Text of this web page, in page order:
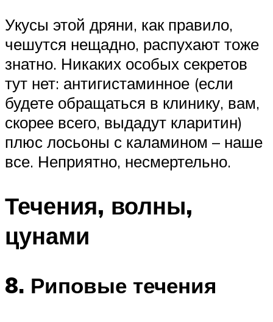
Укусы этой дряни, как правило,
чешутся нещадно, распухают тоже
знатно. Никаких особых секретов
тут нет: антигистаминное (если
будете обращаться в клинику, вам,
скорее всего, выдадут кларитин)
плюс лосьоны с каламином – наше
все. Неприятно, несмертельно.
Течения, волны,
цунами
8. Риповые течения